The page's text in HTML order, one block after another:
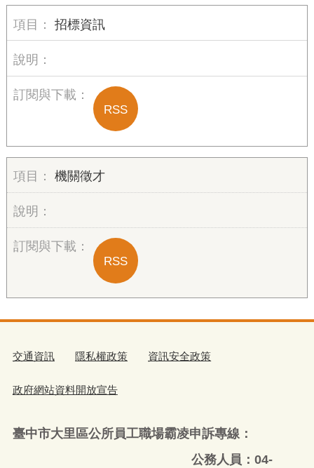
招標資訊
RSS
機關徵才
RSS
交通資訊 隱私權政策 資訊安全政策
政府網站資料開放宣告
臺中市大里區公所員工職場霸凌申訴專線：
公務人員：04-